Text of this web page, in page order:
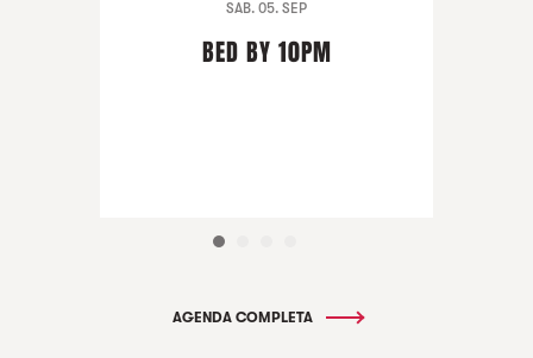
SAB. 05. SEP
BED BY 10PM
AGENDA COMPLETA